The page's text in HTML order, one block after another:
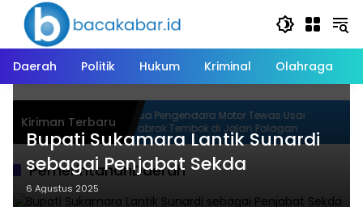
Langsung
konten
Daerah
Politik Hukum Kriminal Olahraga
Kiriman Terbaru
Pemusatan
Dua Pengendara Motor Tewas Usai
Tabrak Tembok di Jalan Palagan
PemerintahanDaerah
Bupati Sukamara Lantik Sunardi
sebagai Penjabat Sekda
6 Agustus 2025